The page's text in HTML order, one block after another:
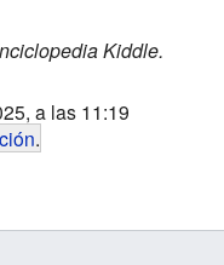
Kiddle.
a las 11:19
.